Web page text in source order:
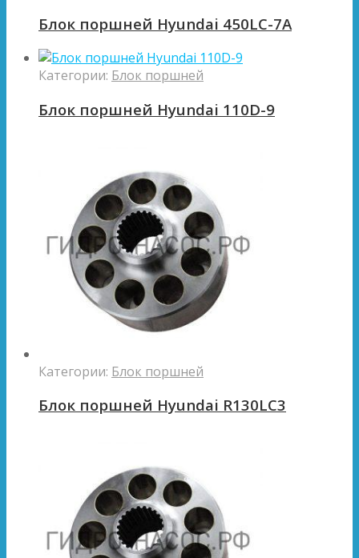
Блок поршней Hyundai 450LC-7A
Категории: Блок поршней
Блок поршней Hyundai 110D-9
Категории: Блок поршней
Блок поршней Hyundai R130LC3